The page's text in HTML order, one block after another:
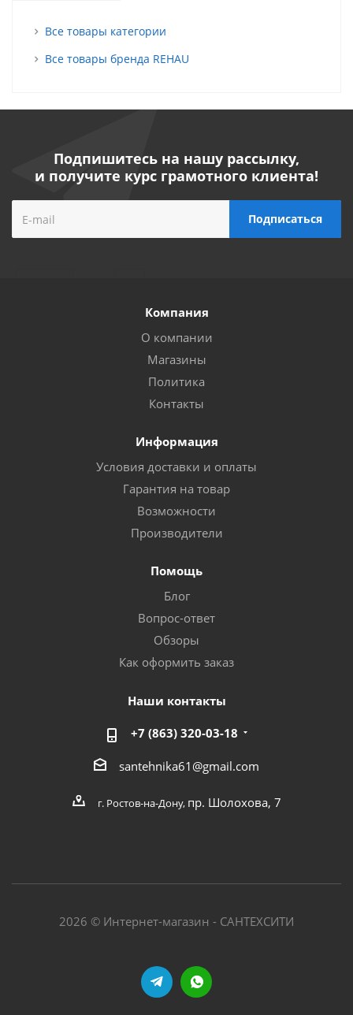
Все товары категории
Все товары бренда REHAU
Подпишитесь на нашу рассылку,
и получите курс грамотного клиента!
Компания
О компании
Магазины
Политика
Контакты
Информация
Условия доставки и оплаты
Гарантия на товар
Возможности
Производители
Помощь
Блог
Вопрос-ответ
Обзоры
Как оформить заказ
Наши контакты
+7 (863) 320-03-18
santehnika61@gmail.com
г. Ростов-на-Дону, пр. Шолохова, 7
2026 © Интернет-магазин - САНТЕХСИТИ